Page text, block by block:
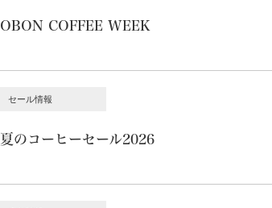
OBON COFFEE WEEK
セール情報
夏のコーヒーセール2026